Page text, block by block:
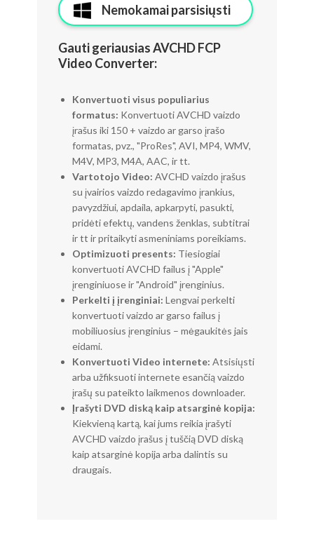
Nemokamai parsisiųsti
Gauti geriausias AVCHD FCP
Video Converter:
Konvertuoti visus populiarius
formatus: Konvertuoti AVCHD vaizdo
įrašus iki 150 + vaizdo ar garso įrašo
formatas, pvz., "ProRes", AVI, MP4, WMV,
M4V, MP3, M4A, AAC, ir tt.
Vartotojo Video: AVCHD vaizdo įrašus
su įvairios vaizdo redagavimo įrankius,
pavyzdžiui, apdaila, apkarpyti, pasukti,
pridėti efektų, vandens ženklas, subtitrai
ir tt ir pritaikyti asmeniniams poreikiams.
Optimizuoti presents: Tiesiogiai
konvertuoti AVCHD failus į "Apple"
įrenginiuose ir "Android" įrenginius.
Perkelti į įrenginiai: Lengvai perkelti
konvertuoti vaizdo ar garso failus į
mobiliuosius įrenginius – mėgaukitės jais
eidami.
Konvertuoti Video internete: Atsisiųsti
arba užfiksuoti internete esančią vaizdo
įrašų su pateikto laikmenos downloader.
Įrašyti DVD diską kaip atsarginė kopija:
Kiekvieną kartą, kai jums reikia įrašyti
AVCHD vaizdo įrašus į tuščią DVD diską
kaip atsarginė kopija arba dalintis su
draugais.